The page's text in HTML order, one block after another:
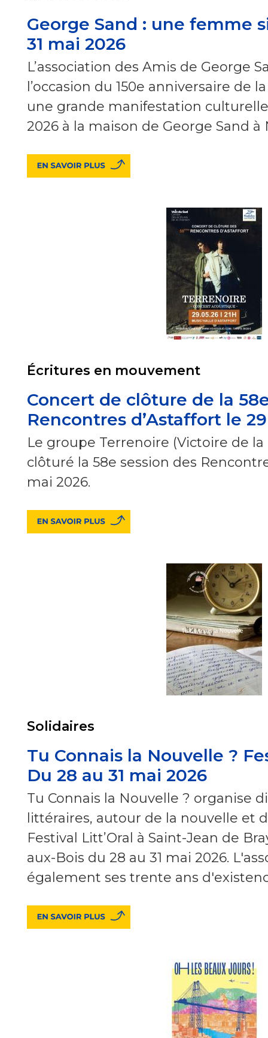
George Sand : une femme
31 mai 2026
L’association des Amis de George
l’occasion du 150e anniversaire de
une grande manifestation
2026 à la maison de George Sand à
Écritures en mouvement
Concert de clôture de la
Rencontres d’Astaffort le
Le groupe Terrenoire (Victoire de
clôturé la 58e session des
mai 2026.
Solidaires
Tu Connais la Nouvelle ?
Du 28 au 31 mai 2026
Tu Connais la Nouvelle ? organise
littéraires, autour de la nouvelle et
Festival Litt’Oral à Saint-Jean de
aux-Bois du 28 au 31 mai 2026.
également ses trente ans